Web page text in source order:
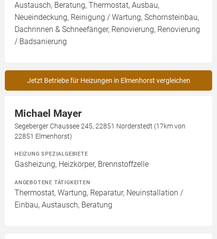
Austausch, Beratung, Thermostat, Ausbau,
Neueindeckung, Reinigung / Wartung, Schornsteinbau,
Dachrinnen & Schneefänger, Renovierung, Renovierung
/ Badsanierung
Jetzt Betriebe für Heizungen in Elmenhorst vergleichen
Michael Mayer
Segeberger Chaussee 245, 22851 Norderstedt (17km von
22851 Elmenhorst)
HEIZUNG SPEZIALGEBIETE
Gasheizung, Heizkörper, Brennstoffzelle
ANGEBOTENE TÄTIGKEITEN
Thermostat, Wartung, Reparatur, Neuinstallation /
Einbau, Austausch, Beratung